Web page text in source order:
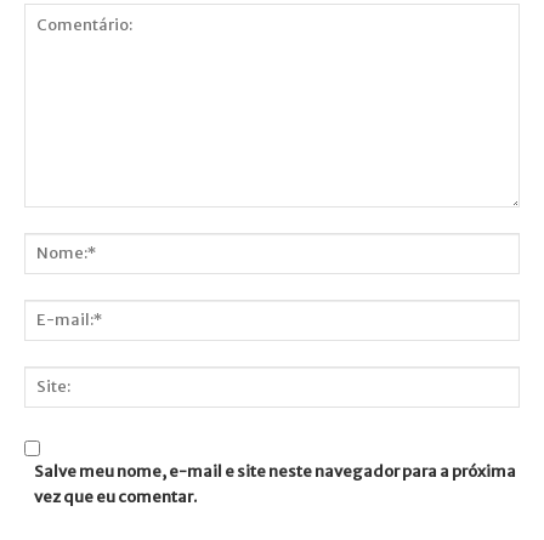
mail:*
Salve meu nome, e-mail e site neste navegador para a próxima
vez que eu comentar.